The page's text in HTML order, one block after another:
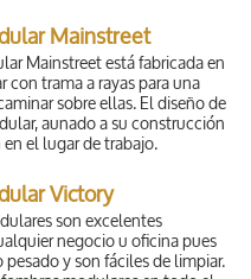
Mainstreet
Mainstreet está fabricada en
trama a rayas para una
sobre ellas. El diseño de
aunado a su construcción
el lugar de trabajo.
Victory
son excelentes
negocio u oficina pues
y son fáciles de limpiar.